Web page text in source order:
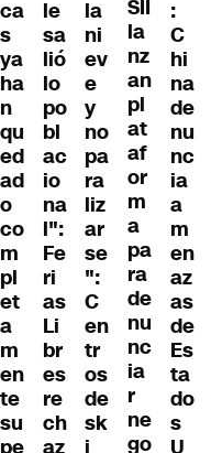
ca
s
ya
ha
n
qu
ed
ad
o
co
m
pl
et
a
m
en
te
su
pe
le
sa
lió
lo
po
bl
ac
io
na
l":
Fe
ri
as
Li
br
es
re
ch
az
la
ni
ev
e
y
no
pa
ra
liz
ar
se
":
C
en
tr
os
de
sk
i
SII
la
nz
an
pl
at
af
or
m
a
pa
ra
de
nu
nc
ia
r
ne
go
:
C
hi
na
de
nu
nc
ia
a
m
en
az
as
de
Es
ta
do
s
U